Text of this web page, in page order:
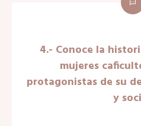
4.- Conoce la
mujeres
protagonistas de su
y